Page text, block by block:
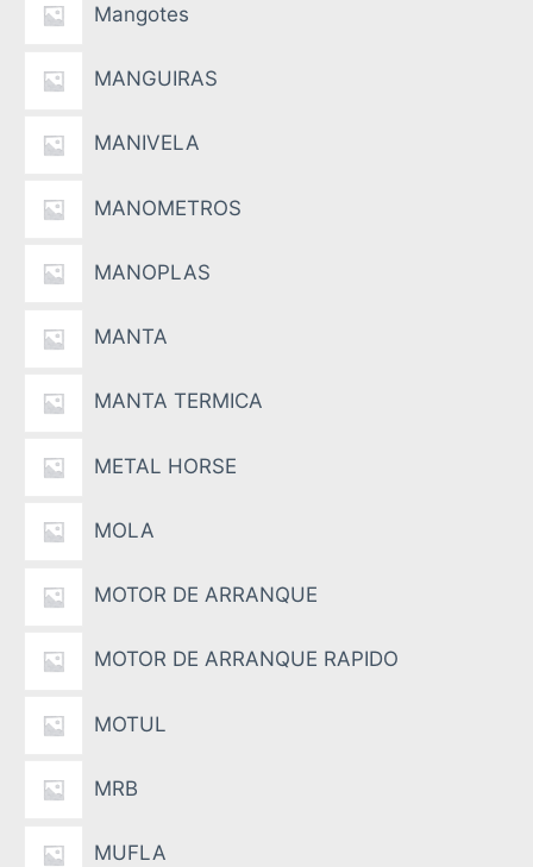
Mangotes
MANGUIRAS
MANIVELA
MANOMETROS
MANOPLAS
MANTA
MANTA TERMICA
METAL HORSE
MOLA
MOTOR DE ARRANQUE
MOTOR DE ARRANQUE RAPIDO
MOTUL
MRB
MUFLA